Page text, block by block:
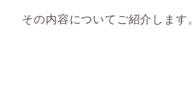
その内容についてご紹介します。